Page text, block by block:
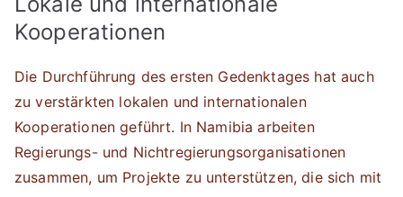
Kooperationen
Die Durchführung des ersten Gedenktages hat auch
zu verstärkten lokalen und internationalen
Kooperationen geführt. In Namibia arbeiten
Regierungs- und Nichtregierungsorganisationen
zusammen, um Projekte zu unterstützen, die sich mit